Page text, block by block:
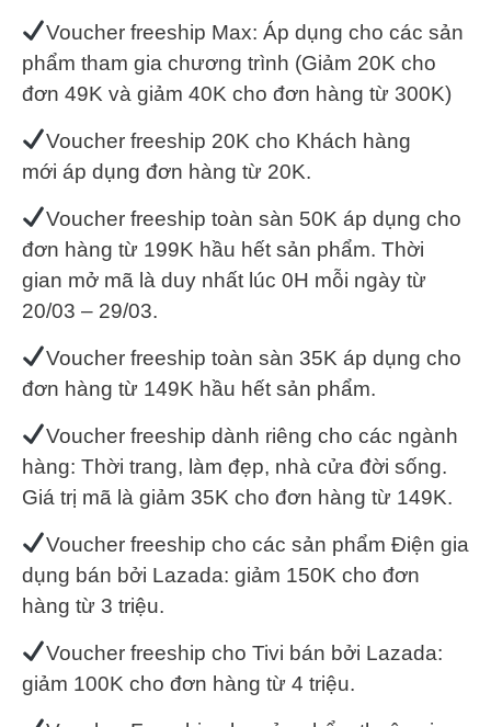
Voucher freeship Max: Áp dụng cho các sản
phẩm tham gia chương trình (Giảm 20K cho
đơn 49K và giảm 40K cho đơn hàng từ 300K)
Voucher freeship 20K cho Khách hàng
mới áp dụng đơn hàng từ 20K.
Voucher freeship toàn sàn 50K áp dụng cho
đơn hàng từ 199K hầu hết sản phẩm. Thời
gian mở mã là duy nhất lúc 0H mỗi ngày từ
20/03 – 29/03.
Voucher freeship toàn sàn 35K áp dụng cho
đơn hàng từ 149K hầu hết sản phẩm.
Voucher freeship dành riêng cho các ngành
hàng: Thời trang, làm đẹp, nhà cửa đời sống.
Giá trị mã là giảm 35K cho đơn hàng từ 149K.
Voucher freeship cho các sản phẩm Điện gia
dụng bán bởi Lazada: giảm 150K cho đơn
hàng từ 3 triệu.
Voucher freeship cho Tivi bán bởi Lazada:
giảm 100K cho đơn hàng từ 4 triệu.